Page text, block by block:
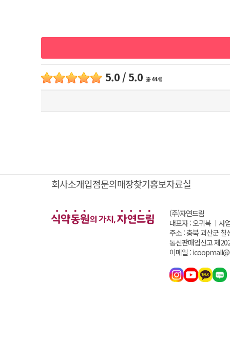
5.0 / 5.0 (총44개)
회사소개입점문의매장찾기홍보자료실
(주)자연드림
대표자 : 오귀복 ㅣ 사
주소 : 충북 괴산군 칠
통신판매업신고 제
이메일 :